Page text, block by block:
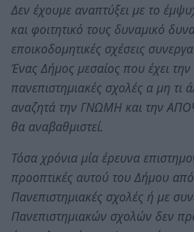
Δεν έχουμε αναπτύξει με το
και φοιτητικό τους δυναμικό
εποικοδομητικές σχέσεις
Ένας Δήμος μεσαίος που έχει την
πανεπιστημιακές σχολές α μη τι
αναζητά την ΓΝΩΜΗ και την
θα αναβαθμιστεί.
Τόσα χρόνια μία έρευνα
προοπτικές αυτού του Δήμου
Πανεπιστημιακές σχολές ή με
Πανεπιστημιακών σχολών δεν